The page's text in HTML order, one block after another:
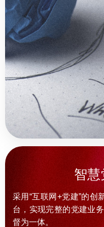
智慧
采用“互联网+党建”的创
台，实现完整的党建业
督为一体。